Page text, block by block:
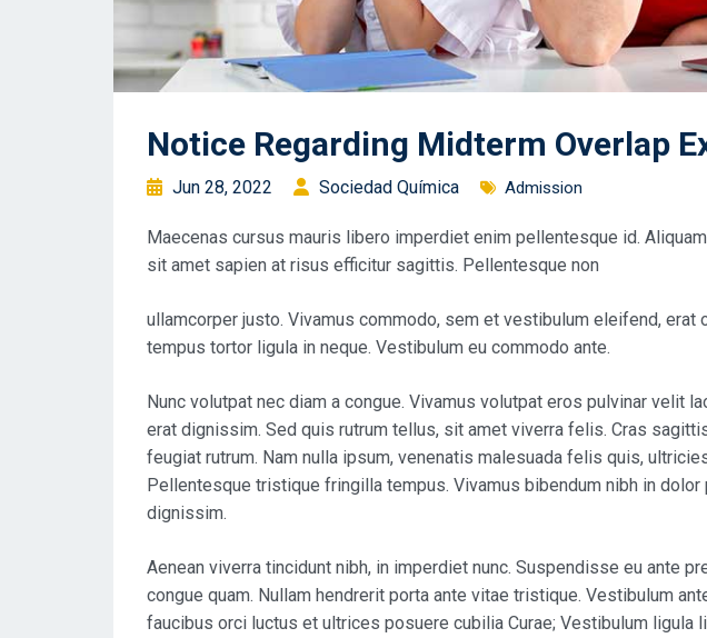
Notice Regarding Midterm Overlap
Jun 28, 2022 Sociedad Química Admission
Maecenas cursus mauris libero imperdiet enim pellentesque id.
sit amet sapien at risus efficitur sagittis. Pellentesque non
ullamcorper justo. Vivamus commodo, sem et vestibulum eleifend, erat
tempus tortor ligula in neque. Vestibulum eu commodo ante.
Nunc volutpat nec diam a congue. Vivamus volutpat eros pulvinar velit
erat dignissim. Sed quis rutrum tellus, sit amet viverra felis. Cras
feugiat rutrum. Nam nulla ipsum, venenatis malesuada felis quis,
Pellentesque tristique fringilla tempus. Vivamus bibendum nibh in dolor
dignissim.
Aenean viverra tincidunt nibh, in imperdiet nunc. Suspendisse eu ante
congue quam. Nullam hendrerit porta ante vitae tristique. Vestibulum
faucibus orci luctus et ultrices posuere cubilia Curae; Vestibulum ligula